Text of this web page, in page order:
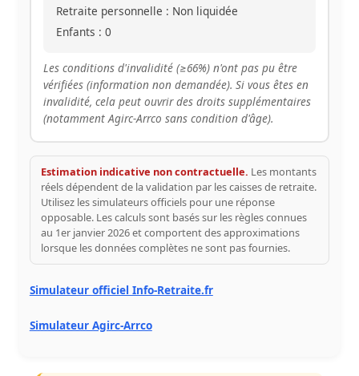
Retraite personnelle : Non liquidée
Enfants : 0
Les conditions d'invalidité (≥66%) n'ont pas pu être
vérifiées (information non demandée). Si vous êtes en
invalidité, cela peut ouvrir des droits supplémentaires
(notamment Agirc-Arrco sans condition d'âge).
Estimation indicative non contractuelle. Les montants
réels dépendent de la validation par les caisses de retraite.
Utilisez les simulateurs officiels pour une réponse
opposable. Les calculs sont basés sur les règles connues
au 1er janvier 2026 et comportent des approximations
lorsque les données complètes ne sont pas fournies.
Simulateur officiel Info-Retraite.fr
Simulateur Agirc-Arrco